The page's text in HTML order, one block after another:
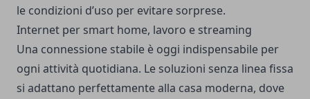
le condizioni d’uso per evitare sorprese.
Internet per smart home, lavoro e streaming
Una connessione stabile è oggi indispensabile per
ogni attività quotidiana. Le soluzioni senza linea fissa
si adattano perfettamente alla casa moderna, dove